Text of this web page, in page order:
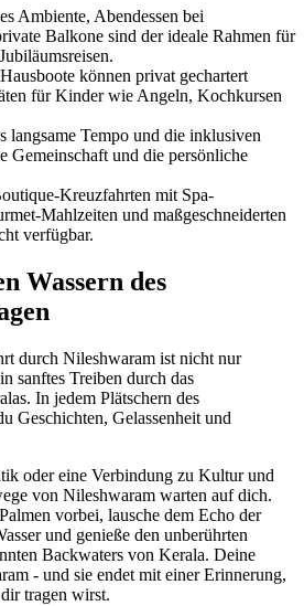
Ambiente, Abendessen bei
Balkone sind der ideale Rahmen für
können privat gechartert
für Kinder wie Angeln, Kochkursen
langsame Tempo und die inklusiven
Gemeinschaft und die persönliche
Kreuzfahrten mit Spa-
Mahlzeiten und maßgeschneiderten
verfügbar.
Wassern des
durch Nileshwaram ist nicht nur
sanftes Treiben durch das
In jedem Plätschern des
Geschichten, Gelassenheit und
oder eine Verbindung zu Kultur und
von Nileshwaram warten auf dich.
vorbei, lausche dem Echo der
und genieße den unberührten
Backwaters von Kerala. Deine
- und sie endet mit einer Erinnerung,
tragen wirst.